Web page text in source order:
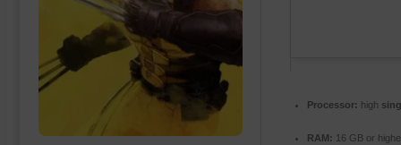
Processor: high
RAM: 16 GB or